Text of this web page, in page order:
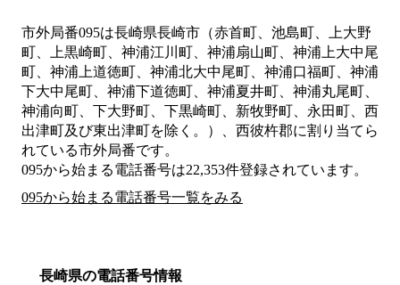
市外局番095は長崎県長崎市（赤首町、池島町、上大野
町、上黒崎町、神浦江川町、神浦扇山町、神浦上大中尾
町、神浦上道徳町、神浦北大中尾町、神浦口福町、神浦
下大中尾町、神浦下道徳町、神浦夏井町、神浦丸尾町、
神浦向町、下大野町、下黒崎町、新牧野町、永田町、西
出津町及び東出津町を除く。）、西彼杵郡に割り当てら
れている市外局番です。
095から始まる電話番号は22,353件登録されています。
095から始まる電話番号一覧をみる
長崎県の電話番号情報